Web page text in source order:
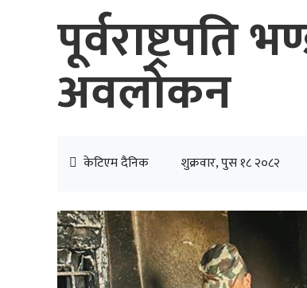
पूर्वराष्ट्रपति
अवलोकन
केटिएम दैनिक शुक्रवार, पुस १८ २०८२